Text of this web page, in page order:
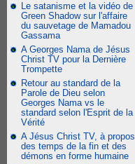
Le satanisme et la vidéo de
Green Shadow sur l'affaire
du sauvetage de Mamadou
Gassama
A Georges Nama de Jésus
Christ TV pour la Dernière
Trompette
Retour au standard de la
Parole de Dieu selon
Georges Nama vs le
standard selon l'Esprit de la
Vérité
A Jésus Christ TV, à propos
des temps de la fin et des
démons en forme humaine